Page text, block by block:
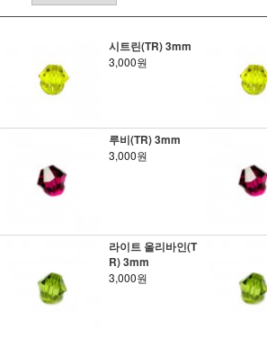
시트린(TR) 3mm
3,000원
루비(TR) 3mm
3,000원
라이트 올리바인(T
R) 3mm
3,000원